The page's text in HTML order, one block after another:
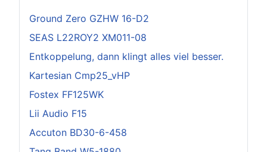
Ground Zero GZHW 16-D2
SEAS L22ROY2 XM011-08
Entkoppelung, dann klingt alles viel besser.
Kartesian Cmp25_vHP
Fostex FF125WK
Lii Audio F15
Accuton BD30-6-458